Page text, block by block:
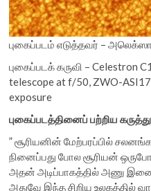
புகைப்படம் எடுத்தவர் –
புகைப்படக் கருவி – Celestron
telescope at f/50, ZWO-
exposure
புகைப்படத்தினைப் பற்றிய
” சூரியனின் மேற்பரப்பில்
நினைப்பது போல சூரியன்
அதன் அடிப்பாகத்தில் அணு
அதுவே இந்த சிறிய உலகத்தில்